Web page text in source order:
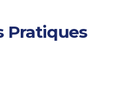
Pratiques